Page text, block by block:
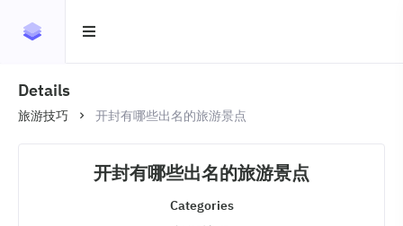
Details
旅游技巧 开封有哪些出名的旅游景点
开封有哪些出名的旅游景点
Categories